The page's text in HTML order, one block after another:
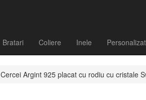
Bratari Coliere Inele
Cercei Argint 925 placat cu rodiu cu cristale